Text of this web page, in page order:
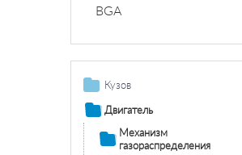
BGA
Кузов
Остекление /
Зеркала
Крышки/капоты/
Двигатель
Механизм
газораспределения